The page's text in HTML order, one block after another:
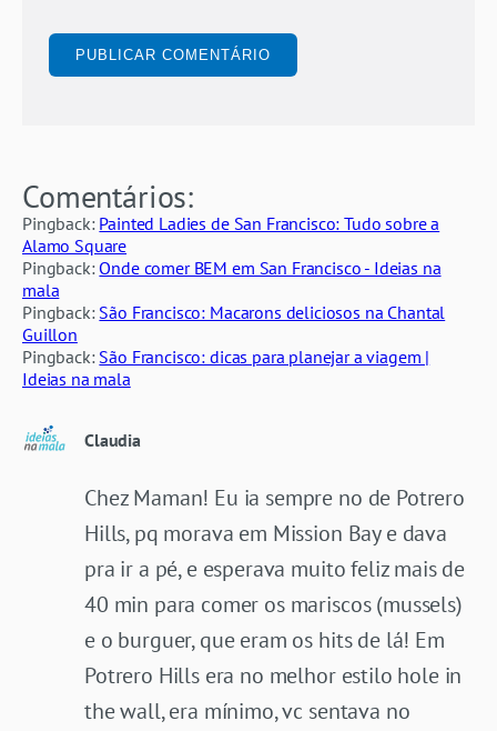
Comentários:
Pingback: Painted Ladies de San Francisco: Tudo sobre a
Alamo Square
Pingback:Onde comer BEM em San Francisco - Ideias na
mala
Pingback: São Francisco: Macarons deliciosos na Chantal
Guillon
Pingback: São Francisco: dicas para planejar a viagem |
Ideias na mala
Claudia
Chez Maman! Eu ia sempre no de Potrero
Hills, pq morava em Mission Bay e dava
pra ir a pé, e esperava muito feliz mais de
40 min para comer os mariscos (mussels)
e o burguer, que eram os hits de lá! Em
Potrero Hills era no melhor estilo hole in
the wall, era mínimo, vc sentava no